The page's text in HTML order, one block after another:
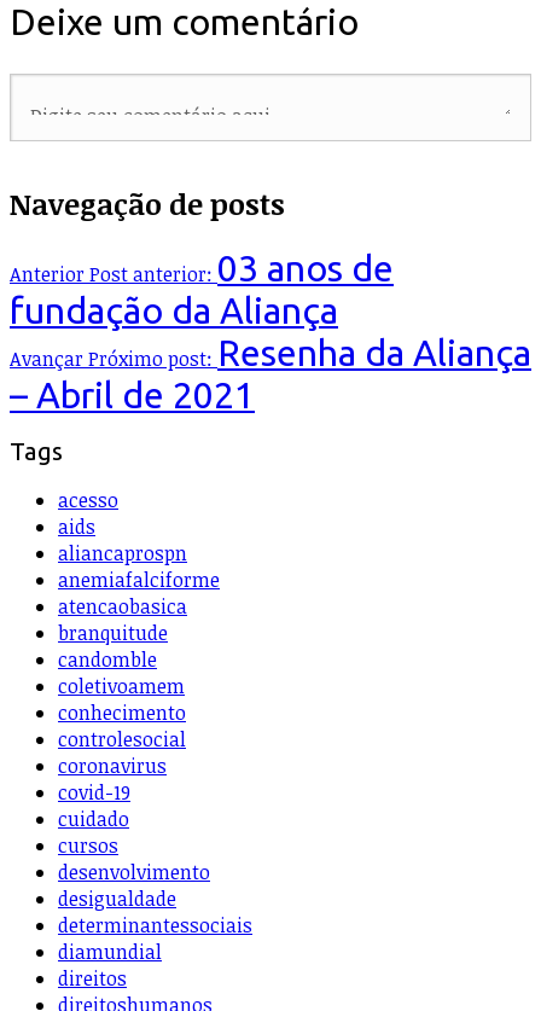
Deixe um comentário
Navegação de posts
AnteriorPost anterior: 03 anos de
fundação da Aliança
AvançarPróximo post: Resenha da Aliança
– Abril de 2021
Tags
acesso
aids
aliancaprospn
anemiafalciforme
atencaobasica
branquitude
candomble
coletivoamem
conhecimento
controlesocial
coronavirus
covid-19
cuidado
cursos
desenvolvimento
desigualdade
determinantessociais
diamundial
direitos
direitoshumanos